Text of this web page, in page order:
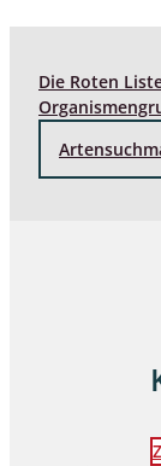
Die Roten